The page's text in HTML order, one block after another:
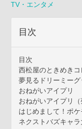
TV・エンタメ
目次
目次
西松屋のときめきコ
夢見るドリーミーグ
おねがいアイプリ
おねがいアイプリ（
はじめまして！ポ
ネクストバズキャラ